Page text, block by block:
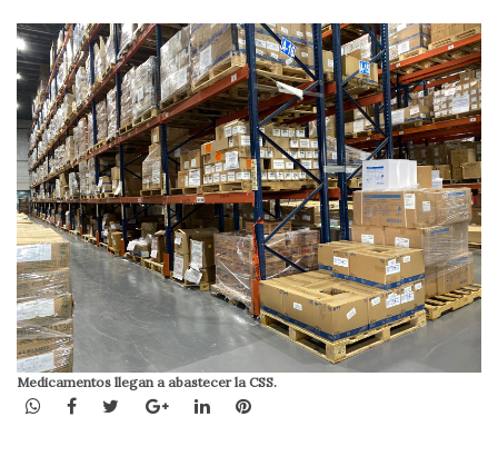
Medicamentos llegan a abastecer la CSS.
WhatsApp
Facebook
TwitterGoogle+LinkedInPinterest